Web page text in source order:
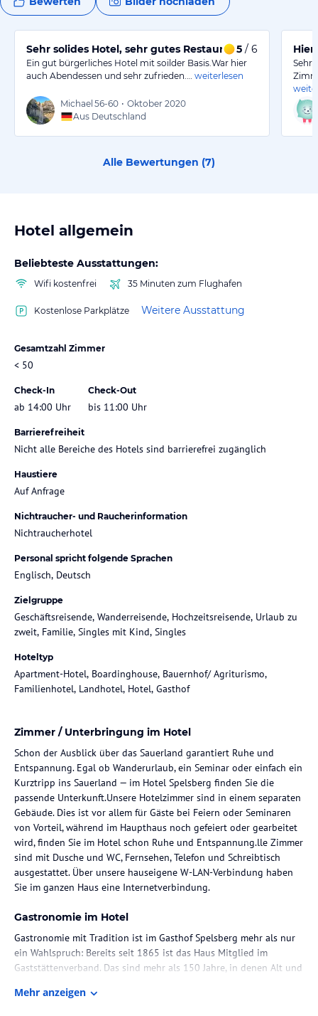
Sehr solides Hotel, sehr gutes Restaurant
5 / 6
Ein gut bürgerliches Hotel mit soilder Basis.War hier
auch Abendessen und sehr zufrieden.…
weiterlesen
Michael 56-60 • Oktober 2020
Aus Deutschland
Sehr
Alle Bewertungen (7)
Hotel allgemein
Beliebteste Ausstattungen:
Wifi kostenfrei 35 Minuten zum Flughafen
Kostenlose Parkplätze Weitere Ausstattung
Gesamtzahl Zimmer
< 50
Check-In
ab 14:00 Uhr
Check-Out
bis 11:00 Uhr
Barrierefreiheit
Nicht alle Bereiche des Hotels sind barrierefrei zugänglich
Haustiere
Auf Anfrage
Nichtraucher- und Raucherinformation
Nichtraucherhotel
Personal spricht folgende Sprachen
Englisch, Deutsch
Zielgruppe
Geschäftsreisende, Wanderreisende, Hochzeitsreisende, Urlaub zu
zweit, Familie, Singles mit Kind, Singles
Hoteltyp
Apartment-Hotel, Boardinghouse, Bauernhof/ Agriturismo,
Familienhotel, Landhotel, Hotel, Gasthof
Zimmer / Unterbringung im Hotel
Schon der Ausblick über das Sauerland garantiert Ruhe und
Entspannung. Egal ob Wanderurlaub, ein Seminar oder einfach ein
Kurztripp ins Sauerland — im Hotel Spelsberg finden Sie die
passende Unterkunft.Unsere Hotelzimmer sind in einem separaten
Gebäude. Dies ist vor allem für Gäste bei Feiern oder Seminaren
von Vorteil, während im Haupthaus noch gefeiert oder gearbeitet
wird, finden Sie im Hotel schon Ruhe und Entspannung.lle Zimmer
sind mit Dusche und WC, Fernsehen, Telefon und Schreibtisch
ausgestattet. Über unsere hauseigene W-LAN-Verbindung haben
Sie im ganzen Haus eine Internetverbindung.
Gastronomie im Hotel
Gastronomie mit Tradition ist im Gasthof Spelsberg mehr als nur
ein Wahlspruch: Bereits seit 1865 ist das Haus Mitglied im
Gaststättenverband. Das sind mehr als 150 Jahre, in denen Alt und
Genießen groß geschrieben werden.
Mehr anzeigen